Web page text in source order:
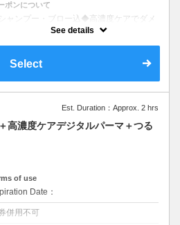
ポンについて
ャンプー・ブロー込◆高濃度ケアでダメ
ジ、デジパー特有の髪の硬さを防ぎ、柔ら
気になる方はぜひ体感してみてくだい。
See details
Select
Est. Duration：Approx. 2 hrs
高濃度ケアデジタルパーマ＋つる
of use
Date：
併用不可